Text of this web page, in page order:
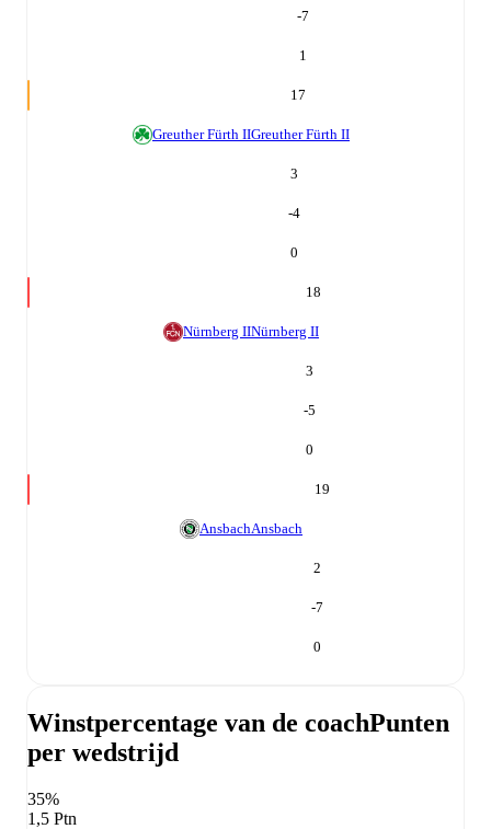
-7
1
17
Greuther Fürth IIGreuther Fürth II
3
-4
0
18
Nürnberg IINürnberg II
3
-5
0
19
AnsbachAnsbach
2
-7
0
Winstpercentage van de coachPunten
per wedstrijd
35%
1,5 Ptn